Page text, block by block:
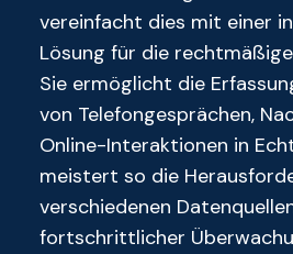
vereinfacht dies mit einer
Lösung für die
Sie ermöglicht die
von Telefongesprächen,
Online-Interaktionen in
meistert so die
verschiedenen
fortschrittlicher